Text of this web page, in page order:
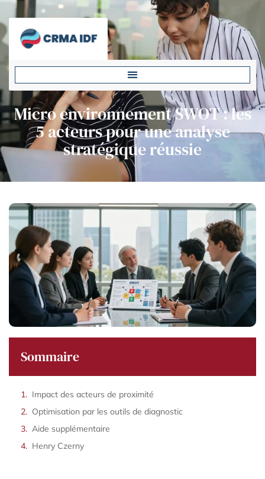
Micro environnement SWOT : les
5 acteurs pour une analyse
stratégique réussie
Sommaire
Impact des acteurs de proximité
Optimisation par les outils de diagnostic
Aide supplémentaire
Henry Czerny